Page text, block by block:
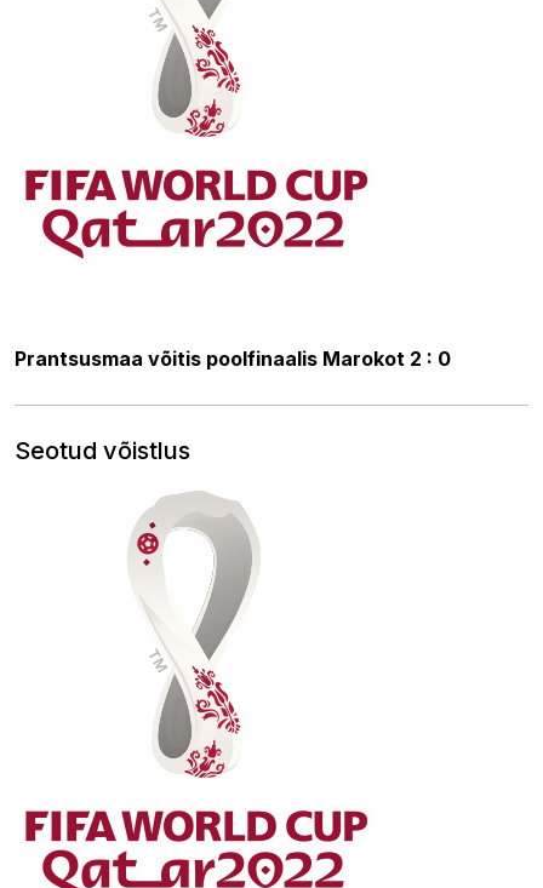
Prantsusmaa võitis poolfinaalis Marokot 2 : 0
Seotud võistlus